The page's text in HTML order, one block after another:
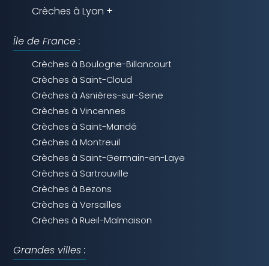
Crèches à Lyon +
Île de France :
Crèches à Boulogne-Billancourt
Crèches à Saint-Cloud
Crèches à Asnières-sur-Seine
Crèches à Vincennes
Crèches à Saint-Mandé
Crèches à Montreuil
Crèches à Saint-Germain-en-Laye
Crèches à Sartrouville
Crèches à Bezons
Crèches à Versailles
Crèches à Rueil-Malmaison
Grandes villes :